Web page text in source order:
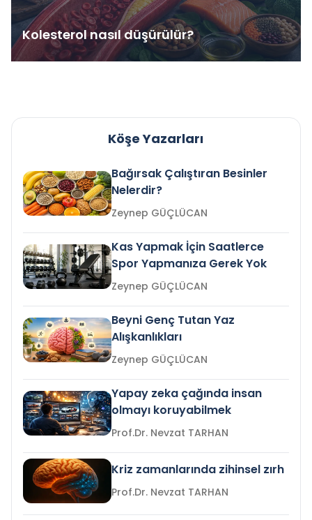
Kolesterol nasıl düşürülür?
Köşe Yazarları
Bağırsak Çalıştıran Besinler
Nelerdir?
Zeynep GÜÇLÜCAN
Kas Yapmak İçin Saatlerce
Spor Yapmanıza Gerek Yok
Zeynep GÜÇLÜCAN
Beyni Genç Tutan Yaz
Alışkanlıkları
Zeynep GÜÇLÜCAN
Yapay zeka çağında insan
olmayı koruyabilmek
Prof.Dr. Nevzat TARHAN
Kriz zamanlarında zihinsel zırh
Prof.Dr. Nevzat TARHAN